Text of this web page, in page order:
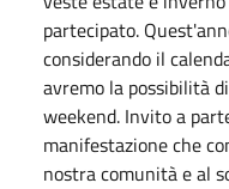
partecipato.
considerando il
avremo la possibilità
weekend. Invito a
manifestazione che
nostra comunità e al